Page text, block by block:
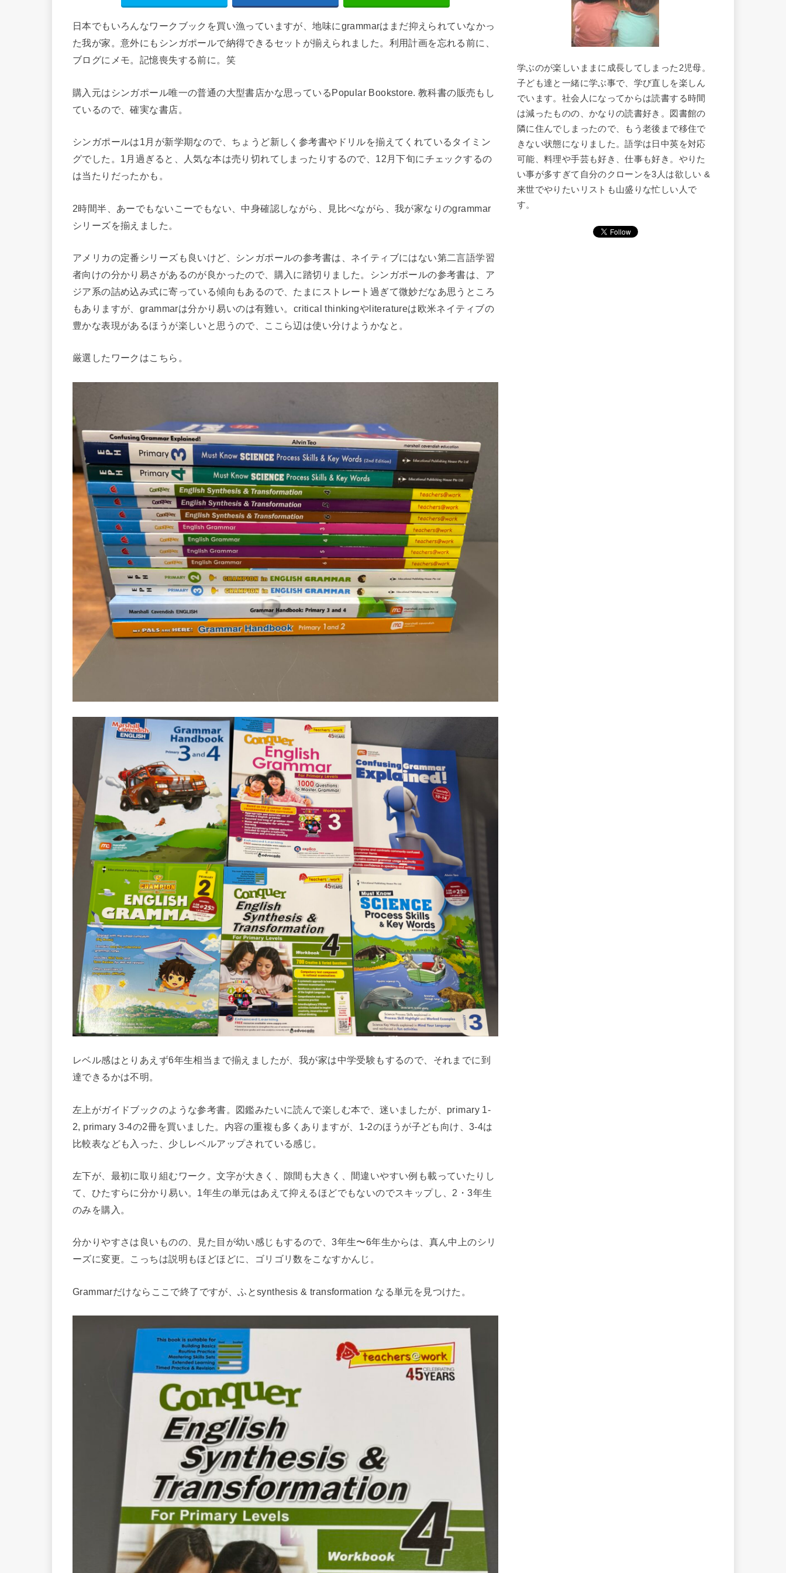
日本でもいろんなワークブックを買い漁っていますが、地味にgrammarはまだ抑えられていなかっ
た我が家。意外にもシンガポールで納得できるセットが揃えられました。利用計画を忘れる前に、
ブログにメモ。記憶喪失する前に。笑
購入元はシンガポール唯一の普通の大型書店かな思っているPopular Bookstore. 教科書の販売もし
ているので、確実な書店。
シンガポールは1月が新学期なので、ちょうど新しく参考書やドリルを揃えてくれているタイミン
グでした。1月過ぎると、人気な本は売り切れてしまったりするので、12月下旬にチェックするの
は当たりだったかも。
2時間半、あーでもないこーでもない、中身確認しながら、見比べながら、我が家なりのgrammar
シリーズを揃えました。
アメリカの定番シリーズも良いけど、シンガポールの参考書は、ネイティブにはない第二言語学習
者向けの分かり易さがあるのが良かったので、購入に踏切りました。シンガポールの参考書は、ア
ジア系の詰め込み式に寄っている傾向もあるので、たまにストレート過ぎて微妙だなあ思うところ
もありますが、grammarは分かり易いのは有難い。critical thinkingやliteratureは欧米ネイティブの
豊かな表現があるほうが楽しいと思うので、ここら辺は使い分けようかなと。
厳選したワークはこちら。
レベル感はとりあえず6年生相当まで揃えましたが、我が家は中学受験もするので、それまでに到
達できるかは不明。
左上がガイドブックのような参考書。図鑑みたいに読んで楽しむ本で、迷いましたが、primary 1-
2, primary 3-4の2冊を買いました。内容の重複も多くありますが、1-2のほうが子ども向け、3-4は
比較表なども入った、少しレベルアップされている感じ。
左下が、最初に取り組むワーク。文字が大きく、隙間も大きく、間違いやすい例も載っていたりし
て、ひたすらに分かり易い。1年生の単元はあえて抑えるほどでもないのでスキップし、2・3年生
のみを購入。
分かりやすさは良いものの、見た目が幼い感じもするので、3年生〜6年生からは、真ん中上のシリ
ーズに変更。こっちは説明もほどほどに、ゴリゴリ数をこなすかんじ。
Grammarだけならここで終了ですが、ふとsynthesis & transformation なる単元を見つけた。
学ぶのが楽しいままに成長してしまった2児母。
子ども達と一緒に学ぶ事で、学び直しを楽しん
でいます。社会人になってからは読書する時間
は減ったものの、かなりの読書好き。図書館の
隣に住んでしまったので、もう老後まで移住で
きない状態になりました。語学は日中英を対応
可能、料理や手芸も好き、仕事も好き。やりた
い事が多すぎて自分のクローンを3人は欲しい &
来世でやりたいリストも山盛りな忙しい人で
す。